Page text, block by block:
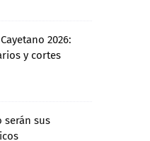
2026:
y cortes
serán sus